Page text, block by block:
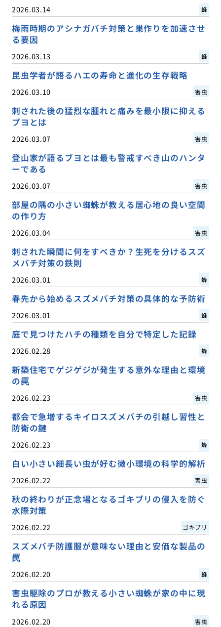
2026.03.14 蜂
梅雨時期のアシナガバチ対策と巣作りを加速させ
る要因
2026.03.13 蜂
昆虫学者が語るハエの寿命と進化の生存戦略
2026.03.10 害虫
刺された後の猛烈な腫れと痛みを最小限に抑える
ブヨとは
2026.03.07 害虫
登山家が語るブヨとは最も警戒すべき山のハンタ
ーである
2026.03.07 害虫
部屋の隅の小さい蜘蛛が教える居心地の良い空間
の作り方
2026.03.04 害虫
刺された瞬間に何をすべきか？生死を分けるスズ
メバチ対策の鉄則
2026.03.01 蜂
春先から始めるスズメバチ対策の具体的な予防術
2026.03.01 蜂
庭で見つけたハチの種類を自分で特定した記録
2026.02.28 蜂
新築住宅でゲジゲジが発生する意外な理由と環境
の罠
2026.02.23 害虫
都会で急増するキイロスズメバチの引越し習性と
防衛の鍵
2026.02.23 蜂
白い小さい細長い虫が好む微小環境の科学的解析
2026.02.22 害虫
秋の終わりが正念場となるゴキブリの侵入を防ぐ
水際対策
2026.02.22 ゴキブリ
スズメバチ防護服が意味ない理由と安価な製品の
罠
2026.02.20 蜂
害虫駆除のプロが教える小さい蜘蛛が家の中に現
れる原因
2026.02.20 害虫